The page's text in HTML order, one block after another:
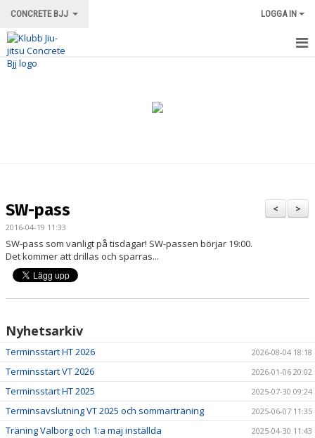
CONCRETE BJJ LOGGA IN
HEM
TRÄNINGSSCHEMA
VÅRA INSTRUKTÖRER
LOKALEN
KONTAKT
ANMÄLAN
>
<
SW-pass
2016-04-19 11:33
SW-pass som vanligt på tisdagar! SW-passen börjar 19:00.
Det kommer att drillas och sparras...
Nyhetsarkiv
Terminsstart HT 2026 2026-08-04 18:18
Terminsstart VT 2026 2026-01-06 20:02
Terminsstart HT 2025 2025-07-30 09:24
Terminsavslutning VT 2025 och sommarträning 2025-06-07 11:35
Träning Valborg och 1:a maj inställda 2025-04-30 11:43